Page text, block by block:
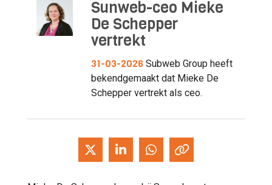
Sunweb-ceo Mieke
De Schepper
vertrekt
31-03-2026 Subweb Group heeft
bekendgemaakt dat Mieke De
Schepper vertrekt als ceo.